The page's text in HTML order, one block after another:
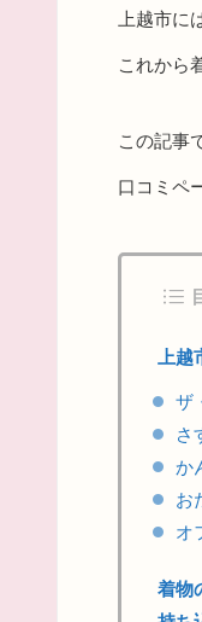
上越市に
これから
この記事
口コミペ
上越
ザ
さ
か
お
オ
着物